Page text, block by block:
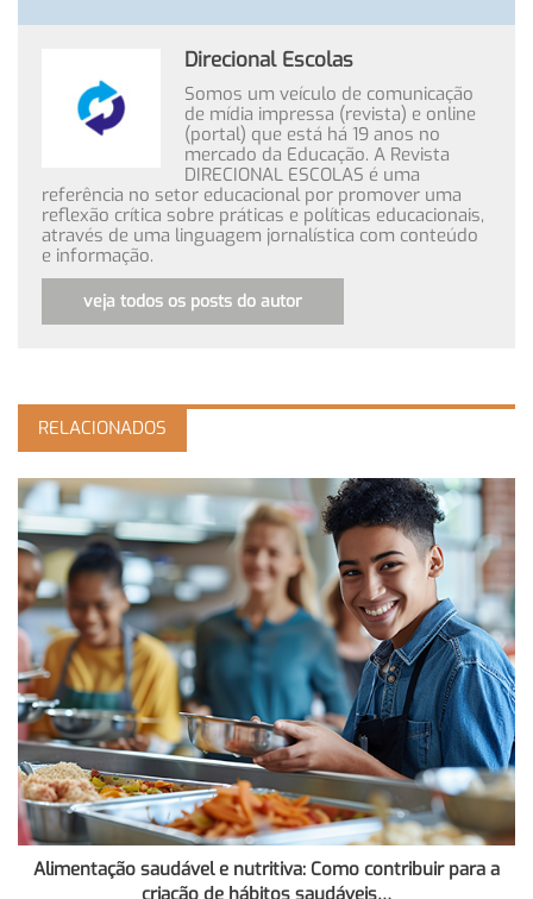
Direcional Escolas
Somos um veículo de comunicação
de mídia impressa (revista) e online
(portal) que está há 19 anos no
mercado da Educação. A Revista
DIRECIONAL ESCOLAS é uma
referência no setor educacional por promover uma
reflexão crítica sobre práticas e políticas educacionais,
através de uma linguagem jornalística com conteúdo
e informação.
veja todos os posts do autor
RELACIONADOS
Alimentação saudável e nutritiva: Como contribuir para a